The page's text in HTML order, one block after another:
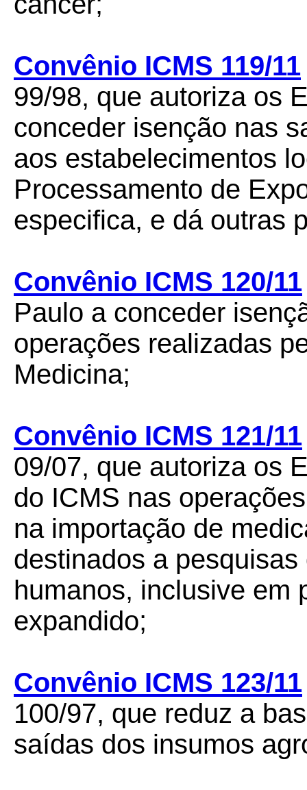
Convênio ICMS 119/11
99/98, que autoriza os
conceder isenção nas
aos estabelecimentos
Processamento de
especifica, e dá outras
Convênio ICMS 120/11
Paulo a conceder
operações realizadas
Medicina;
Convênio ICMS 121/11
09/07, que autoriza os
do ICMS nas
na importação de
destinados a
humanos, inclusive em
expandido;
Convênio ICMS 123/11
100/97, que reduz a
saídas dos insumos